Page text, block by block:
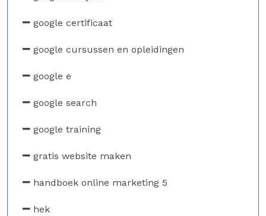
google certificaat
google cursussen en opleidingen
google e
google search
google training
gratis website maken
handboek online marketing 5
hek